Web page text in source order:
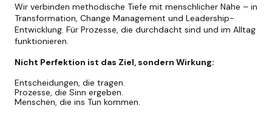
Wir verbinden methodische Tiefe mit menschlicher Nähe – in
Transformation, Change Management und Leadership-
Entwicklung. Für Prozesse, die durchdacht sind und im Alltag
funktionieren.
Nicht Perfektion ist das Ziel, sondern Wirkung:
Entscheidungen, die tragen.
Prozesse, die Sinn ergeben.
Menschen, die ins Tun kommen.